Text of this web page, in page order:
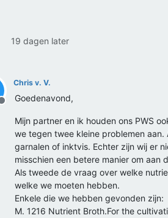
19 dagen later
Offline
Chris v. V.
Goedenavond,
Mijn partner en ik houden ons PWS
we tegen twee kleine problemen
garnalen of inktvis. Echter zijn wij er
misschien een betere manier om aan
Als tweede de vraag over welke
welke we moeten hebben.
Enkele die we hebben gevonden zijn:
M. 1216 Nutrient Broth.For the